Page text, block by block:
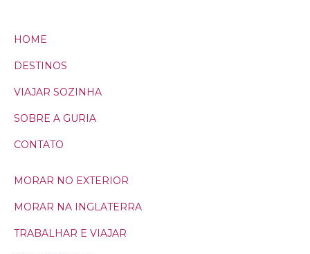
HOME
DESTINOS
VIAJAR SOZINHA
SOBRE A GURIA
CONTATO
MORAR NO EXTERIOR
MORAR NA INGLATERRA
TRABALHAR E VIAJAR